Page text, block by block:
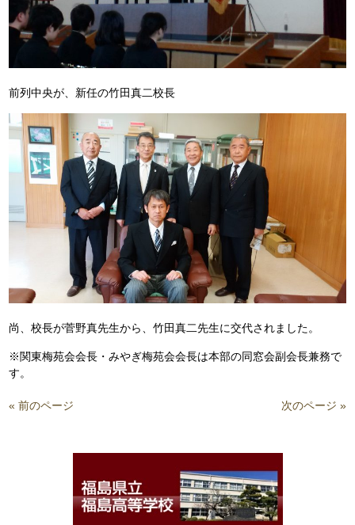
前列中央が、新任の竹田真二校長
尚、校長が菅野真先生から、竹田真二先生に交代されました。
※関東梅苑会会長・みやぎ梅苑会会長は本部の同窓会副会長兼務で
す。
« 前のページ 次のページ »